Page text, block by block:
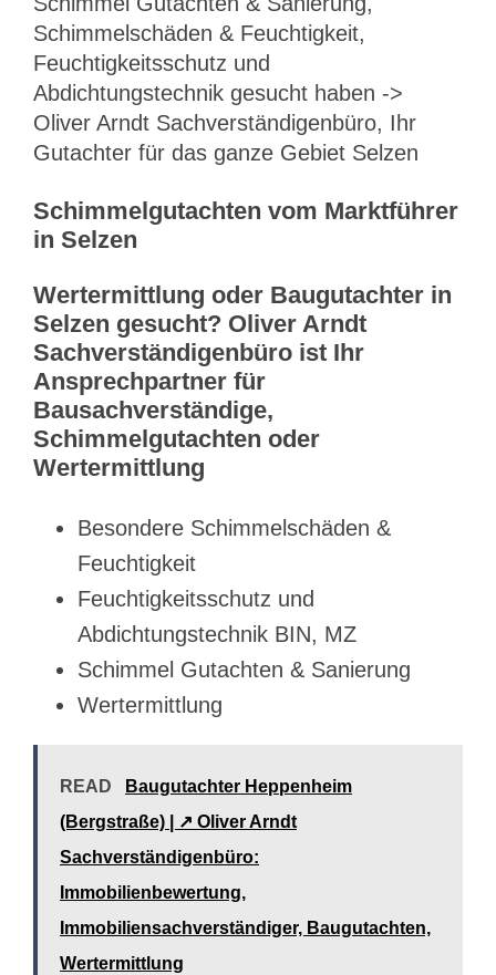
Schimmelschäden & Feuchtigkeit,
Feuchtigkeitsschutz und
Abdichtungstechnik gesucht haben ->
Oliver Arndt Sachverständigenbüro, Ihr
Gutachter für das ganze Gebiet Selzen
Schimmelgutachten vom Marktführer
in Selzen
Wertermittlung oder Baugutachter in
Selzen gesucht? Oliver Arndt
Sachverständigenbüro ist Ihr
Ansprechpartner für
Bausachverständige,
Schimmelgutachten oder
Wertermittlung
Besondere Schimmelschäden &
Feuchtigkeit
Feuchtigkeitsschutz und
Abdichtungstechnik BIN, MZ
Schimmel Gutachten & Sanierung
Wertermittlung
READ
Baugutachter Heppenheim
(Bergstraße) | ↗️ Oliver Arndt
Sachverständigenbüro:
Immobilienbewertung,
Immobiliensachverständiger, Baugutachten,
Wertermittlung